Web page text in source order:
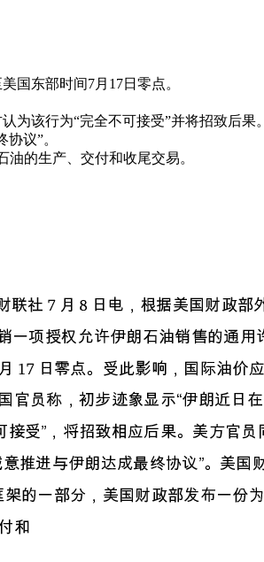
国东部时间7月17日零点。
为该行为“完全不可接受”并将招致后果。
议”。
的生产、交付和收尾交易。